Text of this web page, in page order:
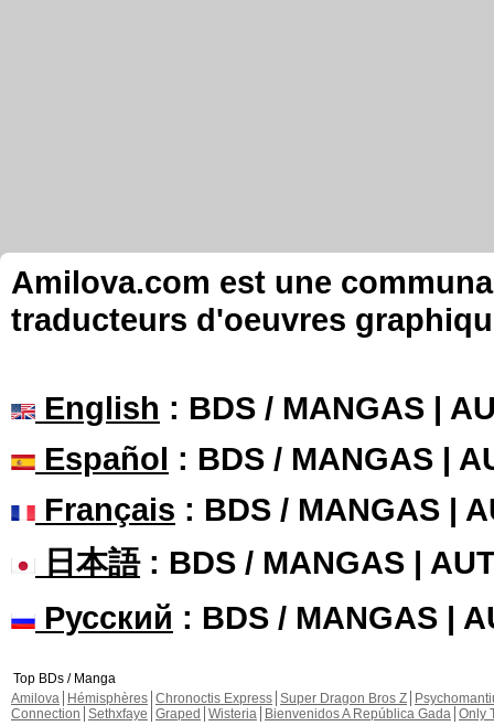
Amilova.com est une
traducteurs d'oeuvres
English : BDS / MANGAS |
Español : BDS / MANGAS |
Français : BDS / MANGAS |
日本語: BDS / MANGAS |
Русский : BDS / MANGAS |
Top BDs / Manga
Amilova
Hémisphères Chronoctis Express Super Dragon Bros Z
Connection Sethxfaye Graped Wisteria Bienvenidos A República Gada Only